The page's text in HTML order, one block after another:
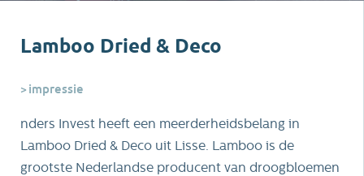
Lamboo Dried & Deco
impressie
nders Invest heeft een meerderheidsbelang in
Lamboo Dried & Deco uit Lisse. Lamboo is de
grootste Nederlandse producent van droogbloemen